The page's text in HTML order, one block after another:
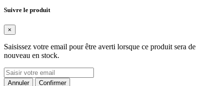
Suivre le produit
×
Saisissez votre email pour être averti lorsque ce produit sera de
nouveau en stock.
Annuler Confirmer